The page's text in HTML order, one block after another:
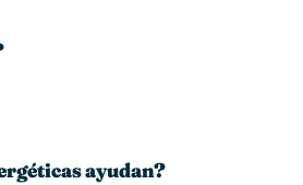
ayudan?